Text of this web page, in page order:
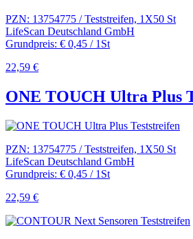
PZN: 13754775 / Teststreifen, 1X50 St
LifeScan Deutschland GmbH
Grundpreis: € 0,45 / 1St
22,59 €
ONE TOUCH Ultra Plus
PZN: 13754775 / Teststreifen, 1X50 St
LifeScan Deutschland GmbH
Grundpreis: € 0,45 / 1St
22,59 €